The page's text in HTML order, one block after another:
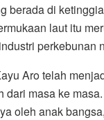
berada di
laut itu
perkebunan
Aro telah
dari masa ke
oleh anak